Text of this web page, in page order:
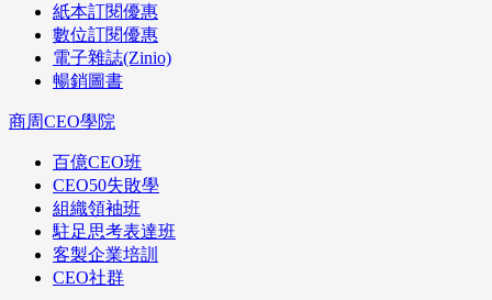
紙本訂閱優惠
數位訂閱優惠
電子雜誌(Zinio)
暢銷圖書
商周CEO學院
百億CEO班
CEO50失敗學
組織領袖班
駐足思考表達班
客製企業培訓
CEO社群